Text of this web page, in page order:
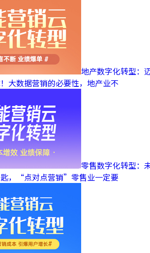
地产数字化转型：
大数据营销的必要性，地产业不
零售数字化转型：
，“点对点营销”零售业一定要